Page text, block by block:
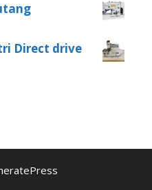
Direct drive